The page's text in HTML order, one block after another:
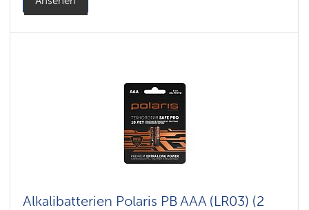
Alkalibatterien Polaris PB AAA (LR03) (2